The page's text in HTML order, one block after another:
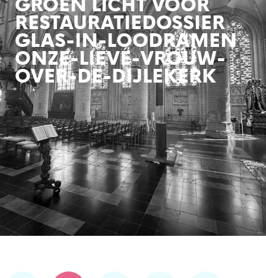
RESTAURATIEDOSSIER
GLAS-IN-LOODRAMEN
ONZE-LIEVE-VROUW-
OVER-DE-DIJLEKERK